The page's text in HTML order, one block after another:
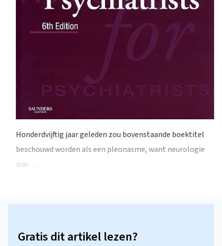
Honderdvijftig jaar geleden zou bovenstaande boektitel
beschouwd worden als een pleonasme, want neurologie
was…
Gratis dit artikel lezen?